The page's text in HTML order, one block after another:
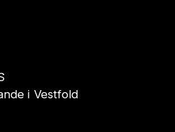
i Vestfold